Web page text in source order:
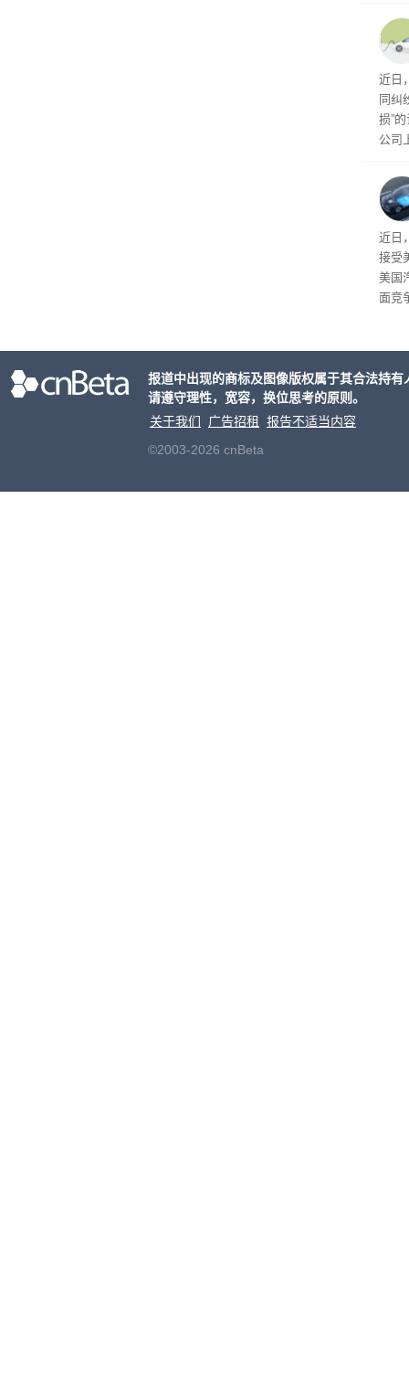
训练
近日
同纠
损”
公司
事
给
近日
接受
美国
面竞
报道中出现的商标及图像版权属于其合法持
请遵守理性，宽容，换位思考的原则。
关于我们
广告招租
报告不适当内容
©2003-2026 cnBeta